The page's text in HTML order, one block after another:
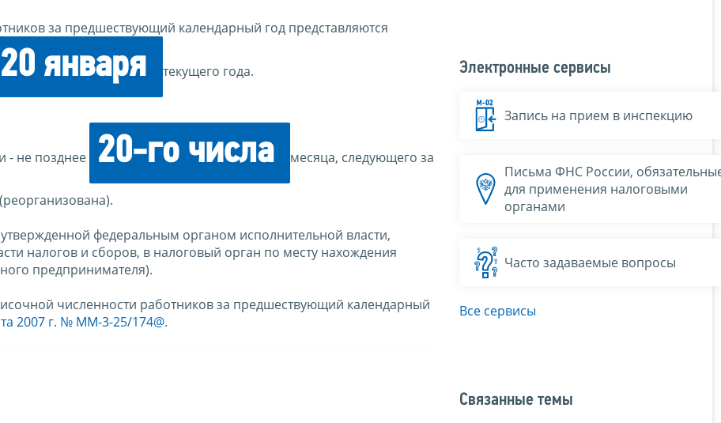
за предшествующий календарный год представляются
20 января текущего года.
- не позднее 20-го числа месяца, следующего за
федеральным органом исполнительной власти,
налогов и сборов, в налоговый орган по месту нахождения
предпринимателя).
численности работников за предшествующий календарный
2007 г. № ММ-3-25/174@.
Электронные сервисы
Запись на прием в инспекцию
Письма ФНС России,
для применения налоговыми
органами
Часто задаваемые вопросы
Все сервисы
Связанные темы